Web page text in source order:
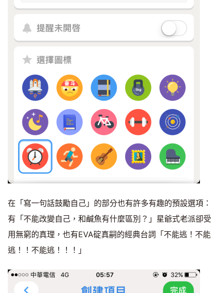
在「寫一句話鼓勵自己」的部分也有許多有趣的預設選項：
有「不能改變自己，和鹹魚有什麼區別？」星爺式老派卻受
用無窮的真理，也有EVA碇真嗣的經典台詞「不能逃！不能
逃！！不能逃！！！」